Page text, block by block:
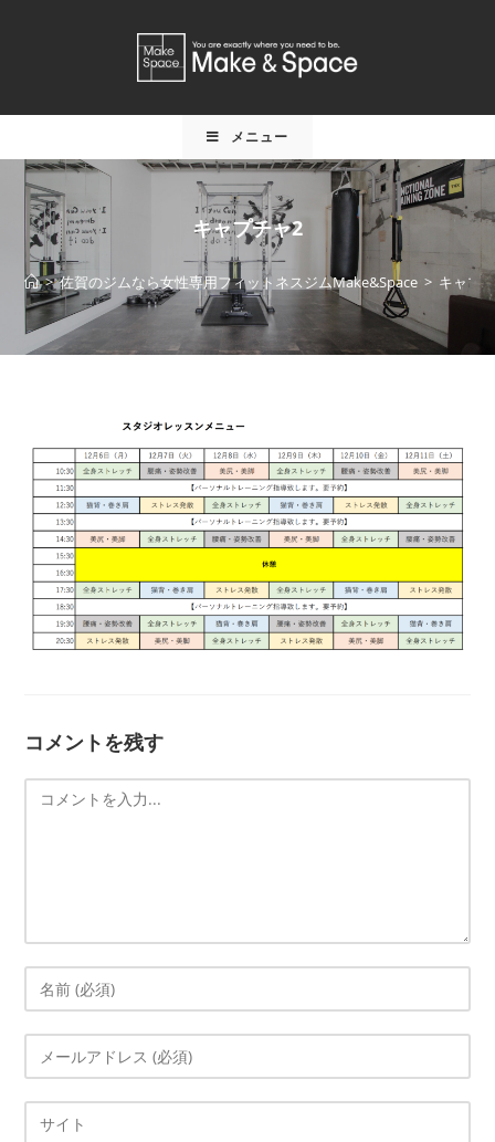
メニュー
キャプチャ2
> 佐賀のジムなら女性専用フィットネスジムMake&Space > キャプ
コメントを残す